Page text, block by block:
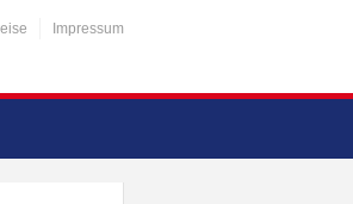
Impressum